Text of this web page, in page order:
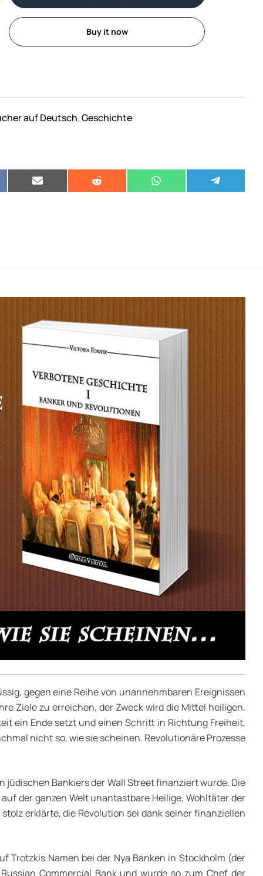
Buy it now
auf Deutsch,Geschichte
gegen eine Reihe von unannehmbaren Ereignissen
Ziele zu erreichen, der Zweck wird die Mittel heiligen.
ein Ende setzt und einen Schritt in Richtung Freiheit,
nicht so, wie sie scheinen. Revolutionäre Prozesse
jüdischen Bankiers der Wall Street finanziert wurde. Die
der ganzen Welt unantastbare Heilige, Wohltäter der
erklärte, die Revolution sei dank seiner finanziellen
Trotzkis Namen bei der Nya Banken in Stockholm (der
Commercial Bank und wurde so zum Chef der